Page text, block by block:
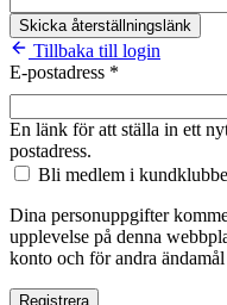
Skicka återställningslänk
Tillbaka till login
E-postadress *
En länk för att ställa in ett
postadress.
Bli medlem i
Dina personuppgifter
upplevelse på denna
konto och för andra
Registrera